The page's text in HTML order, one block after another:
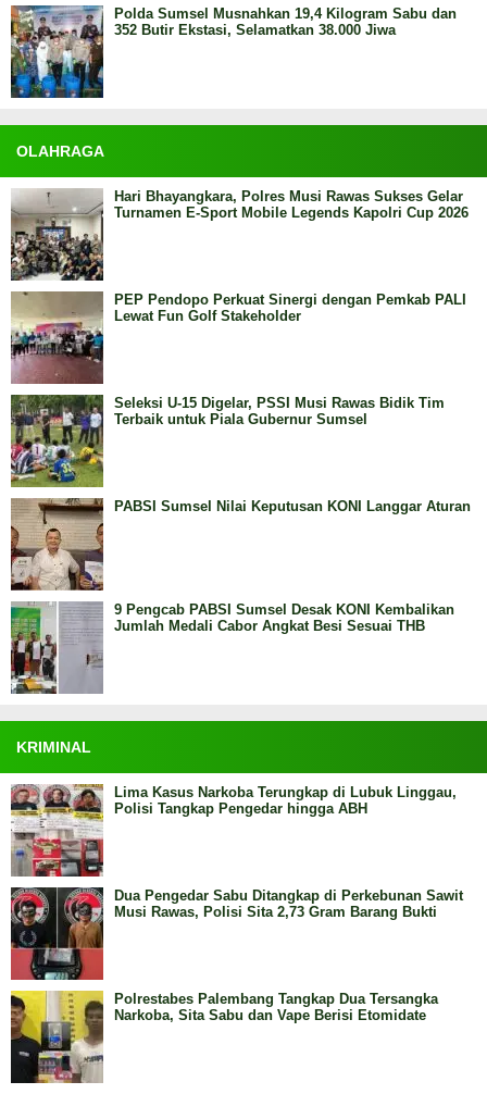
Polda Sumsel Musnahkan 19,4 Kilogram Sabu dan
352 Butir Ekstasi, Selamatkan 38.000 Jiwa
OLAHRAGA
Hari Bhayangkara, Polres Musi Rawas Sukses Gelar
Turnamen E-Sport Mobile Legends Kapolri Cup 2026
PEP Pendopo Perkuat Sinergi dengan Pemkab PALI
Lewat Fun Golf Stakeholder
Seleksi U-15 Digelar, PSSI Musi Rawas Bidik Tim
Terbaik untuk Piala Gubernur Sumsel
PABSI Sumsel Nilai Keputusan KONI Langgar Aturan
9 Pengcab PABSI Sumsel Desak KONI Kembalikan
Jumlah Medali Cabor Angkat Besi Sesuai THB
KRIMINAL
Lima Kasus Narkoba Terungkap di Lubuk Linggau,
Polisi Tangkap Pengedar hingga ABH
Dua Pengedar Sabu Ditangkap di Perkebunan Sawit
Musi Rawas, Polisi Sita 2,73 Gram Barang Bukti
Polrestabes Palembang Tangkap Dua Tersangka
Narkoba, Sita Sabu dan Vape Berisi Etomidate